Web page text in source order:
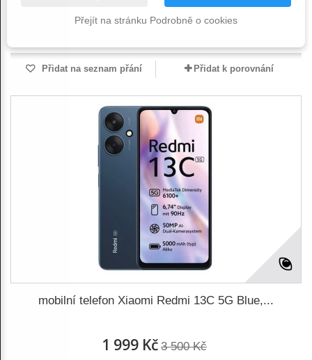
Přidat na seznam přání Přidat k porovnání
mobilní telefon Xiaomi Redmi 13C 5G Blue,...
1 999 Kč 3 500 Kč
Přejít na stránku Podrobně o cookies